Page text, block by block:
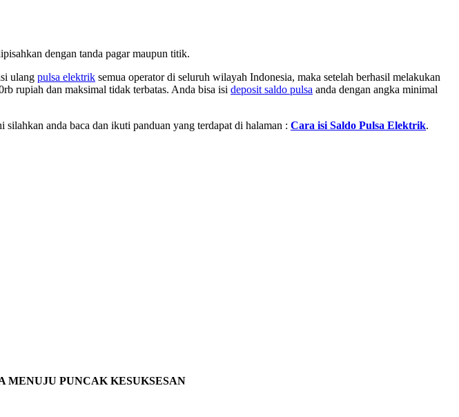
dengan tanda pagar maupun titik.
ulang pulsa elektrik semua operator di seluruh wilayah Indonesia, maka setelah berhasil melakukan
rupiah dan maksimal tidak terbatas. Anda bisa isi deposit saldo pulsa anda dengan angka minimal
anda baca dan ikuti panduan yang terdapat di halaman : Cara isi Saldo Pulsa Elektrik.
MENUJU PUNCAK KESUKSESAN